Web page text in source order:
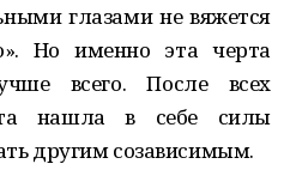
глазами не вяжется
Но именно эта черта
всего. После всех
нашла в себе силы
другим созависимым.